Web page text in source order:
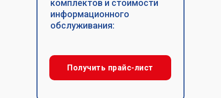
Получить прайс-лист
комплектов и стоимости
информационного
обслуживания: